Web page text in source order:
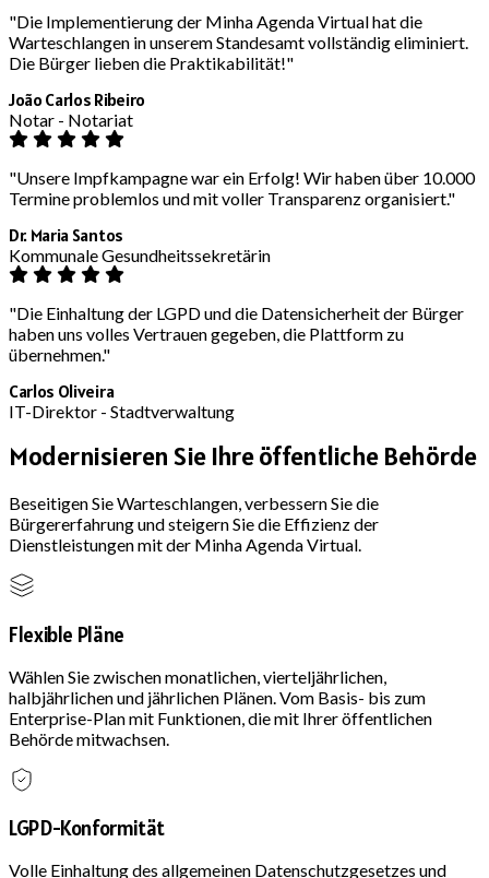
"Die Implementierung der Minha Agenda Virtual hat die
Warteschlangen in unserem Standesamt vollständig eliminiert.
Die Bürger lieben die Praktikabilität!"
João Carlos Ribeiro
Notar - Notariat
"Unsere Impfkampagne war ein Erfolg! Wir haben über 10.000
Termine problemlos und mit voller Transparenz organisiert."
Dr. Maria Santos
Kommunale Gesundheitssekretärin
"Die Einhaltung der LGPD und die Datensicherheit der Bürger
haben uns volles Vertrauen gegeben, die Plattform zu
übernehmen."
Carlos Oliveira
IT-Direktor - Stadtverwaltung
Modernisieren Sie Ihre öffentliche Behörde
Beseitigen Sie Warteschlangen, verbessern Sie die
Bürgererfahrung und steigern Sie die Effizienz der
Dienstleistungen mit der Minha Agenda Virtual.
Flexible Pläne
Wählen Sie zwischen monatlichen, vierteljährlichen,
halbjährlichen und jährlichen Plänen. Vom Basis- bis zum
Enterprise-Plan mit Funktionen, die mit Ihrer öffentlichen
Behörde mitwachsen.
LGPD-Konformität
Volle Einhaltung des allgemeinen Datenschutzgesetzes und